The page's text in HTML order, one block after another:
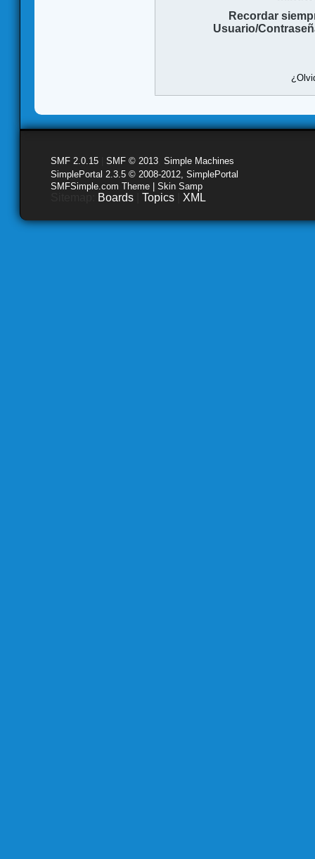
Recordar
Usuario/
SMF 2.0.15 SMF © 2013 Simple Machines
SimplePortal 2.3.5 © 2008-2012, SimplePortal
SMFSimple.com Theme | Skin Samp
Boards Topics XML